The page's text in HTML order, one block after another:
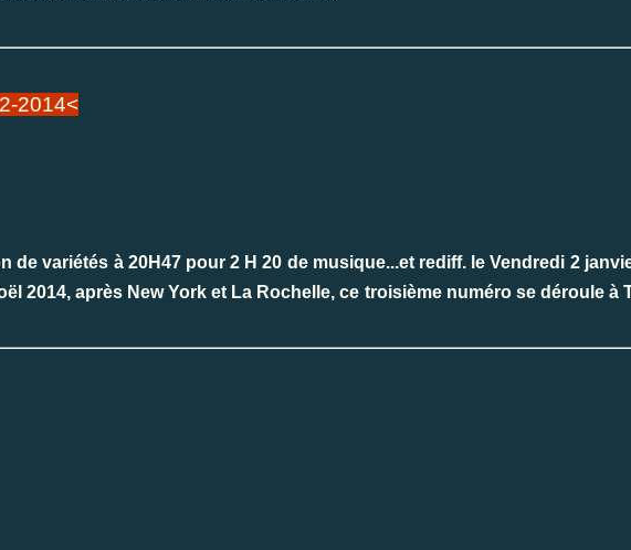
2014<
de variétés à 20H47 pour 2 H 20 de musique...et rediff. le Vendredi 2
2014, après New York et La Rochelle, ce troisième numéro se déroule à